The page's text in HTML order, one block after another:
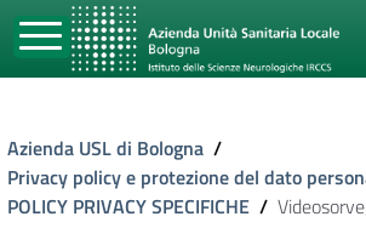
Azienda USL di Bologna /
Privacy policy e protezione del dato
POLICY PRIVACY SPECIFICHE /